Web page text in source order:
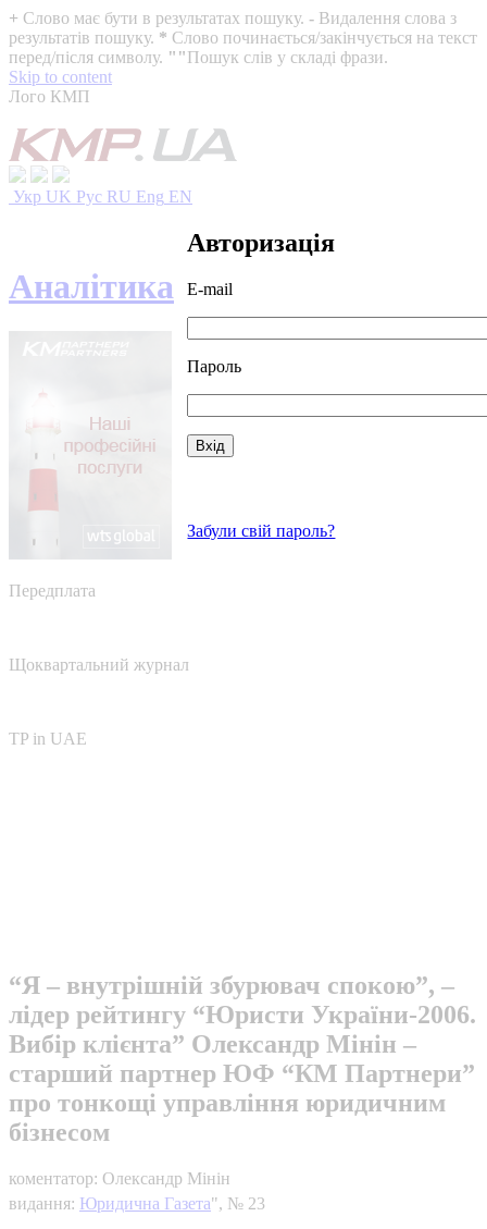
+ Слово має бути в результатах пошуку. - Видалення слова з
результатів пошуку. * Слово починається/закінчується на текст
перед/після символу. ""Пошук слів у складі фрази.
Skip to content
Лого КМП
Укр UK Рус RU Eng EN
Авторизація
E-mail
Пароль
Забули свій пароль?
Аналітика
Передплата
Щоквартальний журнал
TP in UAE
“Я – внутрішній збурювач спокою”, –
лідер рейтингу “Юристи України-2006.
Вибір клієнта” Олександр Мінін –
старший партнер ЮФ “КМ Партнери”
про тонкощі управління юридичним
бізнесом
коментатор: Олександр Мінін
видання: Юридична Газета", № 23